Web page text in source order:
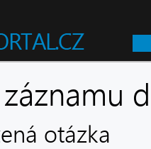
otázka